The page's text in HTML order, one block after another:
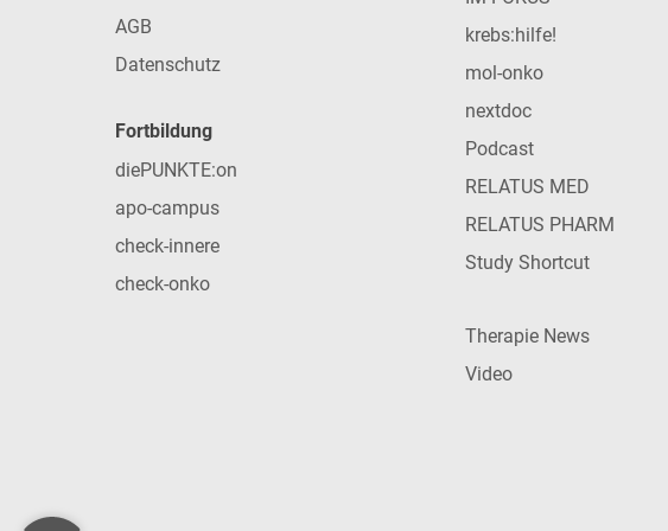
AGB
Datenschutz
Fortbildung
diePUNKTE:on
apo-campus
check-innere
check-onko
krebs:hilfe!
mol-onko
nextdoc
Podcast
RELATUS MED
RELATUS PHARM
Study Shortcut
Therapie News
Video